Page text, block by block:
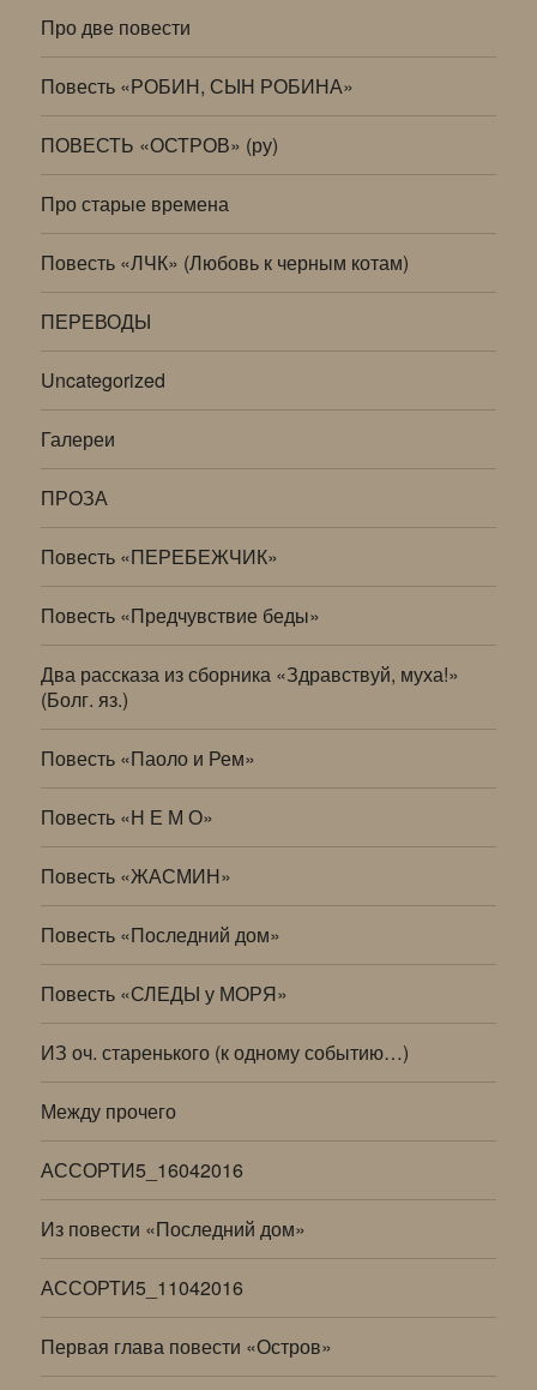
Про две повести
Повесть «РОБИН, СЫН РОБИНА»
ПОВЕСТЬ «ОСТРОВ» (ру)
Про старые времена
Повесть «ЛЧК» (Любовь к черным котам)
ПЕРЕВОДЫ
Uncategorized
Галереи
ПРОЗА
Повесть «ПЕРЕБЕЖЧИК»
Повесть «Предчувствие беды»
Два рассказа из сборника «Здравствуй, муха!»
(Болг. яз.)
Повесть «Паоло и Рем»
Повесть «Н Е М О»
Повесть «ЖАСМИН»
Повесть «Последний дом»
Повесть «СЛЕДЫ у МОРЯ»
ИЗ оч. старенького (к одному событию…)
Между прочего
АССОРТИ5_16042016
Из повести «Последний дом»
АССОРТИ5_11042016
Первая глава повести «Остров»